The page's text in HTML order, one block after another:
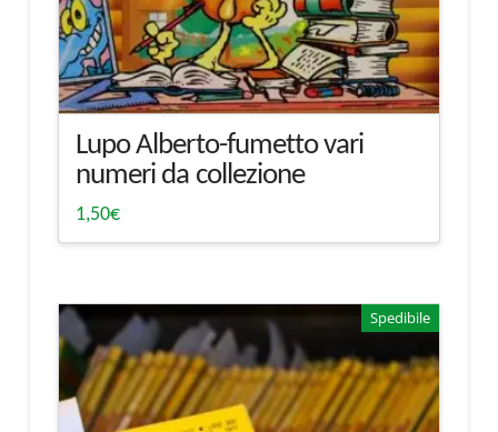
Lupo Alberto-fumetto vari
numeri da collezione
1,50€
Spedibile